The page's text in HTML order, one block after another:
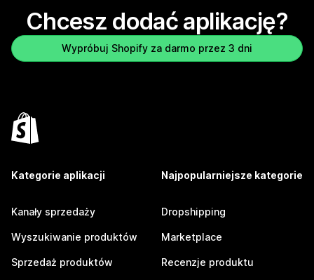
Chcesz dodać aplikację?
Wypróbuj Shopify za darmo przez 3 dni
Kategorie aplikacji
Kanały sprzedaży
Wyszukiwanie produktów
Sprzedaż produktów
Najpopularniejsze kategorie
Dropshipping
Marketplace
Recenzje produktu